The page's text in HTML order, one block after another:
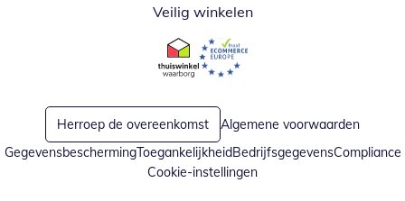
Veilig winkelen
Opent in nieuw venster
Opent in nieuw venster
Herroep de overeenkomst
Algemene voorwaarden
GegevensbeschermingToegankelijkheidBedrijfsgegevensCompliance
Cookie-instellingen